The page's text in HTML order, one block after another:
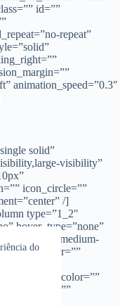
do
id=””
repeat”
animation_speed=”0.3″
solid”
visibility”
icon_circle=””
/]
type=”1_2″
hover_type=”none”
visibility,medium-
top”
border_color=””